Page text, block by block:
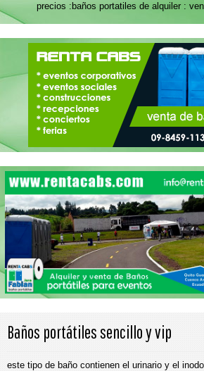
precios :baños portatiles de alquiler :
Baños portátiles sencillo y vip
este tipo de baño contienen el urinario y el